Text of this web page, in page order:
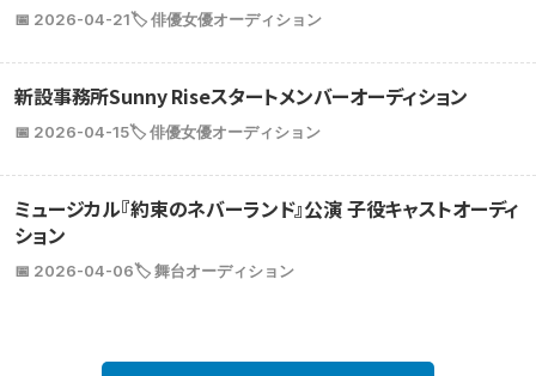
📅 2026-04-21🏷️ 俳優女優オーディション
新設事務所Sunny Riseスタートメンバーオーディション
📅 2026-04-15🏷️ 俳優女優オーディション
ミュージカル『約束のネバーランド』公演 子役キャストオーディ
ション
📅 2026-04-06🏷️ 舞台オーディション